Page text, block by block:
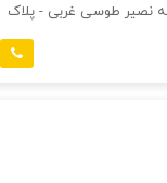
نصیر طوسی غربی - پلاک